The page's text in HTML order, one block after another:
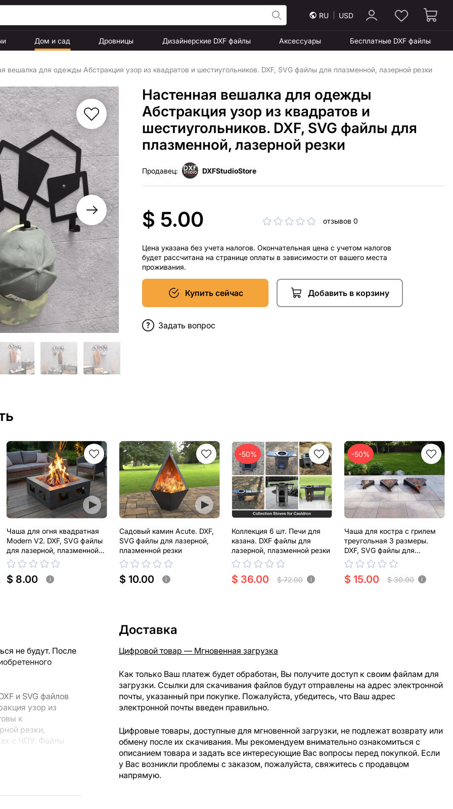
RU USD
Дом и сад Дровницы Дизайнерские DXF файлы Аксессуары Бесплатные DXF файлы
вешалка для одежды Абстракция узор из квадратов и шестиугольников. DXF, SVG файлы для плазменной, лазерной резки
Настенная вешалка для одежды
Абстракция узор из квадратов и
шестиугольников. DXF, SVG файлы для
плазменной, лазерной резки
Продавец: DXFStudioStore
$ 5.00 отзывов 0
Цена указана без учета налогов. Окончательная цена с учетом налогов
будет рассчитана на странице оплаты в зависимости от вашего места
проживания.
Купить сейчас Добавить в корзину
Задать вопрос
Чаша для огня квадратная
Modern V2. DXF, SVG файлы
для лазерной, плазменной
резки
$ 8.00 i
Садовый камин Acute. DXF,
SVG файлы для лазерной,
плазменной резки
$ 10.00 i
-50%
Коллекция 6 шт. Печи для
казана. DXF файлы для
лазерной, плазменной резки
$ 36.00 $ 72.00 i
-50%
Чаша для костра с грилем
треугольная 3 размеры.
DXF, SVG файлы для
плазменной, лазерной резки
$ 15.00 $ 30.00 i
не будут. После
и SVG файлов
узор из
к
резки,
с ЧПУ. Файлы
или другого
резки, вы сможете
Доставка
Цифровой товар — Мгновенная загрузка
Как только Ваш платеж будет обработан, Вы получите доступ к своим файлам для
загрузки. Ссылки для скачивания файлов будут отправлены на адрес электронной
почты, указанный при покупке. Пожалуйста, убедитесь, что Ваш адрес
электронной почты введен правильно.
Цифровые товары, доступные для мгновенной загрузки, не подлежат возврату или
обмену после их скачивания. Мы рекомендуем внимательно ознакомиться с
описанием товара и задать все интересующие Вас вопросы перед покупкой. Если
у Вас возникли проблемы с заказом, пожалуйста, свяжитесь с продавцом
напрямую.